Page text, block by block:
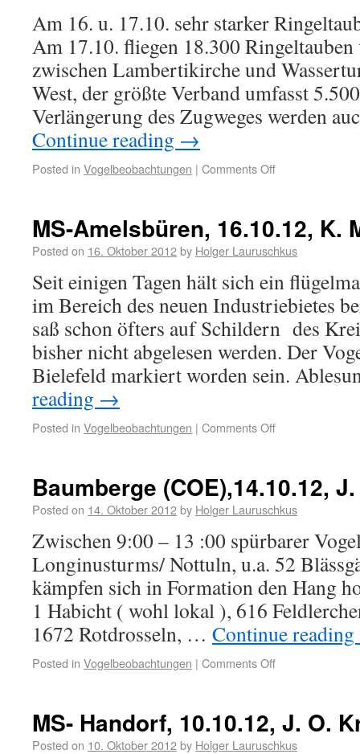
Am 16. u. 17.10. sehr starker
Am 17.10. fliegen 18.300
zwischen Lambertikirche und
West, der größte Verband umfasst
Verlängerung des Zugweges werden
Continue reading →
Posted in Vogelbeobachtungen | Comments Off
MS-Amelsbüren, 16.10.12, K.
Posted on 16. Oktober 2012by Holger Lauruschkus
Seit einigen Tagen hält sich ein
im Bereich des neuen Industriebietes
saß schon öfters auf Schildern des
bisher nicht abgelesen werden. Der
Bielefeld markiert worden sein.
reading →
Posted in Vogelbeobachtungen | Comments Off
Baumberge (COE),14.10.12,
Posted on 14. Oktober 2012by Holger Lauruschkus
Zwischen 9:00 – 13 :00 spürbarer
Longinusturms/ Nottuln, u.a. 52
kämpfen sich in Formation den Hang
1 Habicht ( wohl lokal ), 616
1672 Rotdrosseln, … Continue reading
Posted in Vogelbeobachtungen | Comments Off
MS- Handorf, 10.10.12, J. O.
Posted on 10. Oktober 2012by Holger Lauruschkus